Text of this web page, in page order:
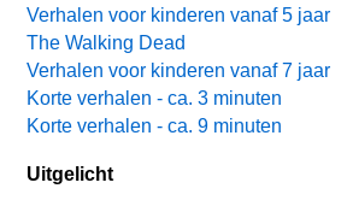
Verhalen voor kinderen vanaf 5 jaar
The Walking Dead
Verhalen voor kinderen vanaf 7 jaar
Korte verhalen - ca. 3 minuten
Korte verhalen - ca. 9 minuten
Uitgelicht